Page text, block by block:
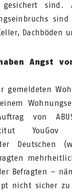
sind.
Dachböden
Angst
gemeldeten
von
Deutschen
Befragten –
nicht sicher